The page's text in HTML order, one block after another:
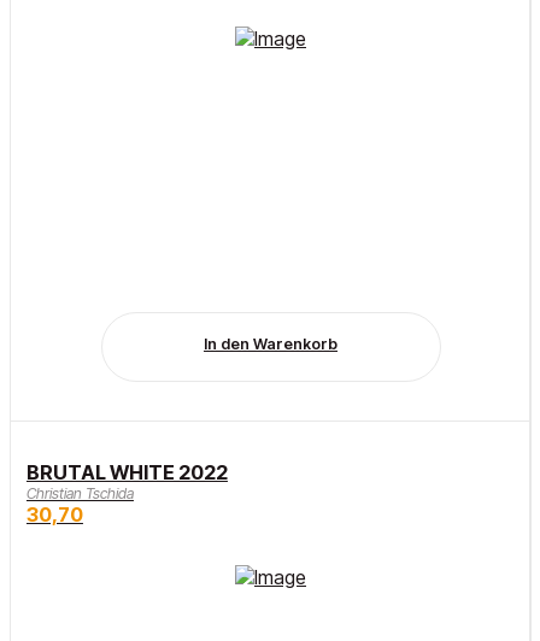
In den Warenkorb
BRUTAL WHITE 2022
Christian Tschida
30,70